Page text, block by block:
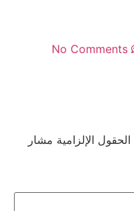
No Comments
الحقول الإلزامية مشار